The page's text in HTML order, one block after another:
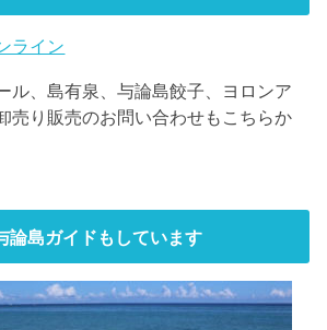
ライン
ル、島有泉、与論島餃子、ヨロンア
売り販売のお問い合わせもこちらか
論島ガイドもしています